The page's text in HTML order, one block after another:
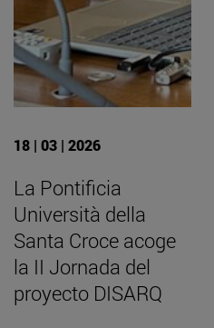
18 | 03 | 2026
La Pontificia
Università della
Santa Croce acoge
la II Jornada del
proyecto DISARQ